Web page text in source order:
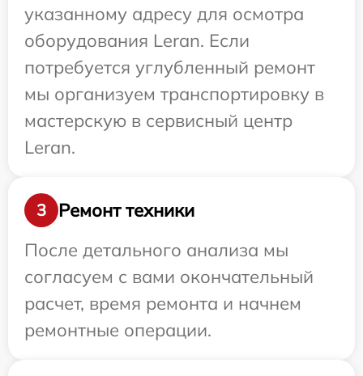
указанному адресу для осмотра
оборудования Leran. Если
потребуется углубленный ремонт
мы организуем транспортировку в
мастерскую в сервисный центр
Leran.
3
Ремонт техники
После детального анализа мы
согласуем с вами окончательный
расчет, время ремонта и начнем
ремонтные операции.